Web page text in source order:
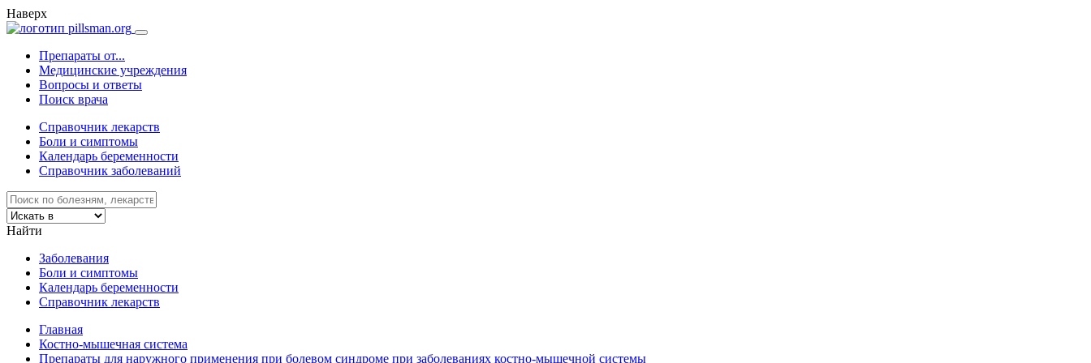
Наверх
Препараты от...
Медицинские учреждения
Вопросы и ответы
Поиск врача
Справочник лекарств
Боли и симптомы
Календарь беременности
Справочник заболеваний
Найти
Заболевания
Боли и симптомы
Календарь беременности
Справочник лекарств
Главная
Костно-мышечная система
Препараты для наружного применения при болевом синдроме при заболеваниях костно-мышечной системы